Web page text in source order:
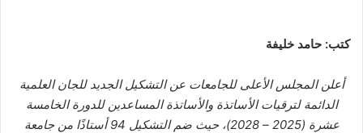
كتب: حامد خليفة
أعلن المجلس الأعلى للجامعات عن التشكيل الجديد للجان العلمية
الدائمة لترقيات الأساتذة والأساتذة المساعدين للدورة الخامسة
عشرة (2025 – 2028)، حيث ضم التشكيل 94 أستاذًا من جامعة